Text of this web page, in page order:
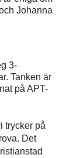
Johanna
3-
Tanken är
på APT-
trycker på
Det